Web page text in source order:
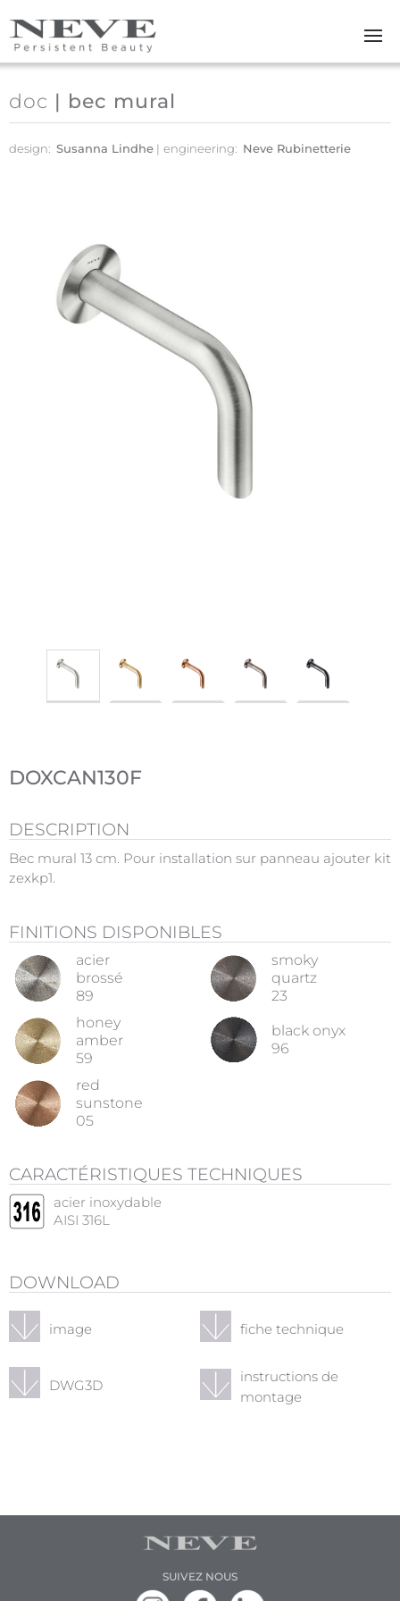
Skip to main content
doc | bec mural
design: Susanna Lindhe engineering: Neve Rubinetterie
DOXCAN130F
DESCRIPTION
Bec mural 13 cm. Pour installation sur panneau ajouter kit
zexkp1.
FINITIONS DISPONIBLES
acier
brossé
89
smoky
quartz
23
honey
amber
59
black onyx
96
red
sunstone
05
CARACTÉRISTIQUES TECHNIQUES
acier inoxydable
AISI 316L
DOWNLOAD
image fiche technique
DWG3D
instructions de
montage
SUIVEZ NOUS